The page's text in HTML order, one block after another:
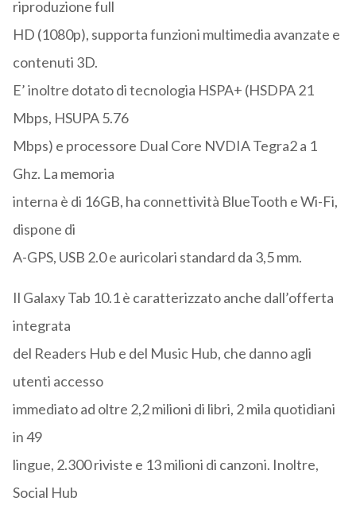
riproduzione full
HD (1080p), supporta funzioni multimedia avanzate e
contenuti 3D.
E’ inoltre dotato di tecnologia HSPA+ (HSDPA 21
Mbps, HSUPA 5.76
Mbps) e processore Dual Core NVDIA Tegra2 a 1
Ghz. La memoria
interna è di 16GB, ha connettività BlueTooth e Wi-Fi,
dispone di
A-GPS, USB 2.0 e auricolari standard da 3,5 mm.
Il Galaxy Tab 10.1 è caratterizzato anche dall’offerta
integrata
del Readers Hub e del Music Hub, che danno agli
utenti accesso
immediato ad oltre 2,2 milioni di libri, 2 mila quotidiani
in 49
lingue, 2.300 riviste e 13 milioni di canzoni. Inoltre,
Social Hub